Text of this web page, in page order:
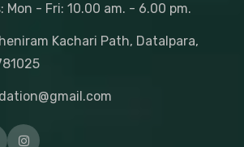
Mon - Fri: 10.00 am. - 6.00 pm.
Kachari Path, Datalpara,